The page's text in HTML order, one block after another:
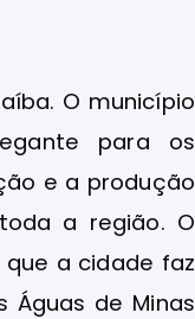
O município
para os
e a produção
a região. O
a cidade faz
de Minas